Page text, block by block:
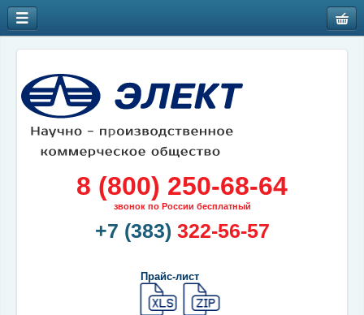
8 (800) 250-68-64
звонок по России бесплатный
+7 (383) 322-56-57
Прайс-лист